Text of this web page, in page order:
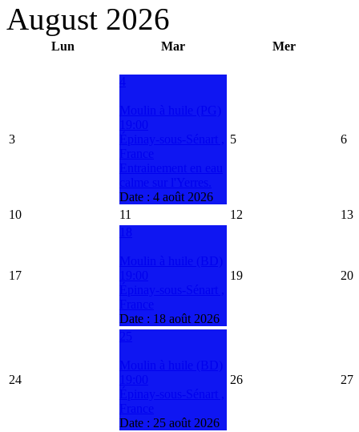
August 2026
Lun Mar Mer
3
Date : 4 août 2026
5 6
10 11 12 13
17
Date : 18 août 2026
19 20
24
Date : 25 août 2026
26 27